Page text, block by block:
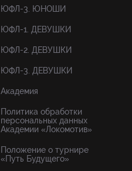
ЮФЛ-3. ЮНОШИ
ЮФЛ-1. ДЕВУШКИ
ЮФЛ-2. ДЕВУШКИ
ЮФЛ-3. ДЕВУШКИ
Академия
Политика обработки
персональных данных
Академии «Локомотив»
Положение о турнире
«Путь Будущего»